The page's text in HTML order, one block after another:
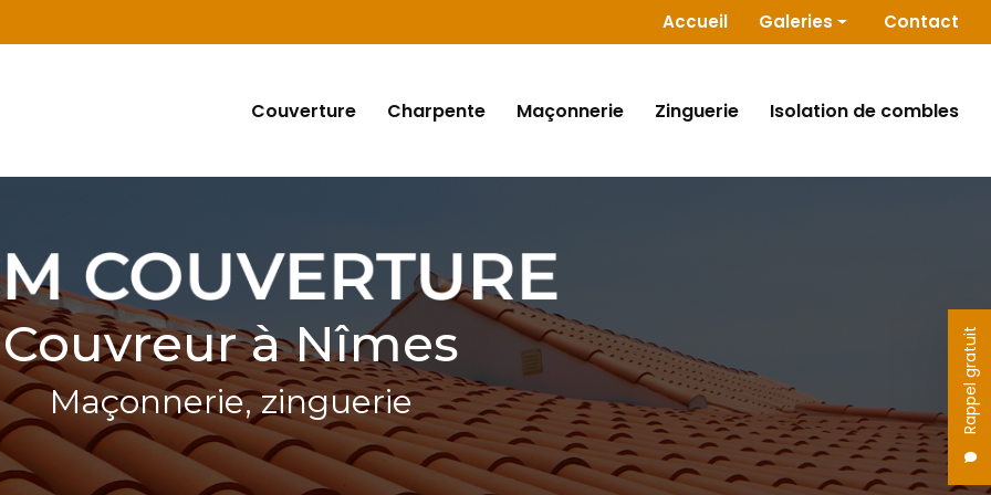
Rappel gratuit
Accueil
Galeries
Charpente
Zinguerie
Contact
Couverture Charpente Maçonnerie Zinguerie Isolation de combles
Couvreur à Nîmes
Maçonnerie, zinguerie